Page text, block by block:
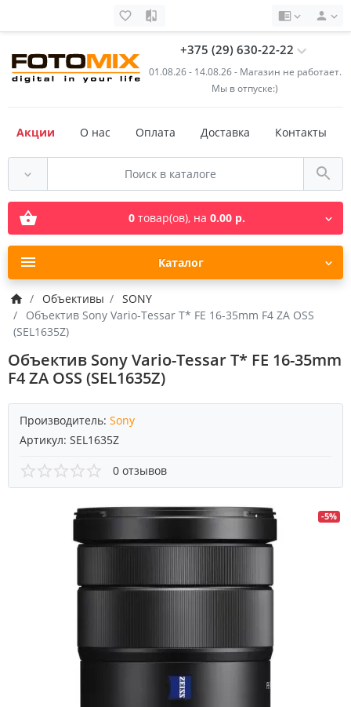
+375 (29) 630-22-22
01.08.26 - 14.08.26 - Магазин не работает.
Мы в отпуске:)
Акции О нас Оплата Доставка Контакты
0товар(ов), на 0.00 р.
Каталог
Объективы
SONY
Объектив Sony Vario-Tessar T* FE 16-35mm F4 ZA OSS
(SEL1635Z)
Объектив Sony Vario-Tessar T* FE 16-35mm
F4 ZA OSS (SEL1635Z)
Производитель: Sony
Артикул: SEL1635Z
0 отзывов
-5%